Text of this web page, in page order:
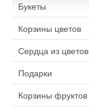
Букеты
Корзины цветов
Сердца из цветов
Подарки
Корзины фруктов